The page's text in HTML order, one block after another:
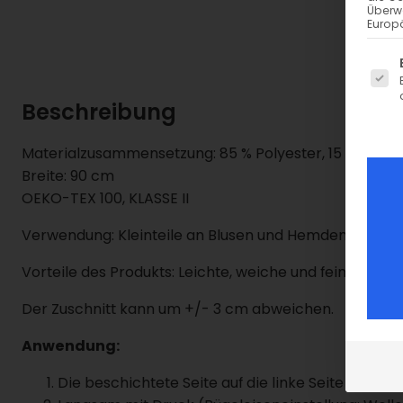
Beschreibung
Materialzusammensetzung: 85 % Polyester, 15 %
Breite: 90 cm
OEKO-TEX 100, KLASSE II
Verwendung: Kleinteile an Blusen und Hemden sowie
Vorteile des Produkts: Leichte, weiche und feine,
Der Zuschnitt kann um +/- 3 cm abweichen.
Anwendung:
Die beschichtete Seite auf die linke Seite des
Es